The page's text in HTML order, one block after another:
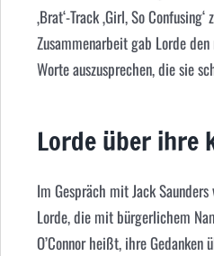
‚Brat‘-Track ‚Girl, So
Zusammenarbeit gab Lorde
Worte auszusprechen, die sie
Lorde über ihre
Im Gespräch mit Jack
Lorde, die mit bürgerlichem
O’Connor heißt, ihre Gedanken